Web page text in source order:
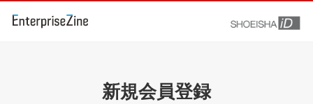
新規会員登録